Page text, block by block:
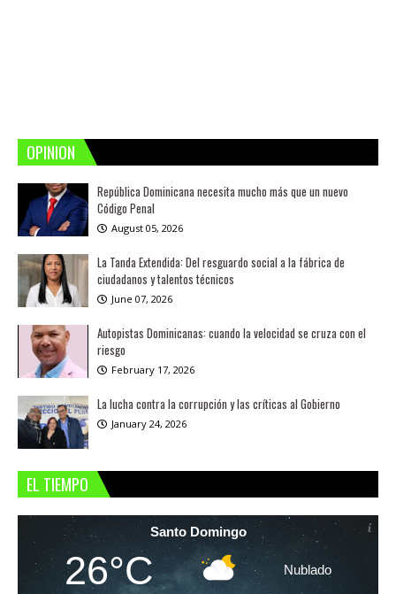
OPINION
República Dominicana necesita mucho más que un nuevo
Código Penal
August 05, 2026
La Tanda Extendida: Del resguardo social a la fábrica de
ciudadanos y talentos técnicos
June 07, 2026
Autopistas Dominicanas: cuando la velocidad se cruza con el
riesgo
February 17, 2026
La lucha contra la corrupción y las críticas al Gobierno
January 24, 2026
EL TIEMPO
Santo Domingo
26°C Nublado